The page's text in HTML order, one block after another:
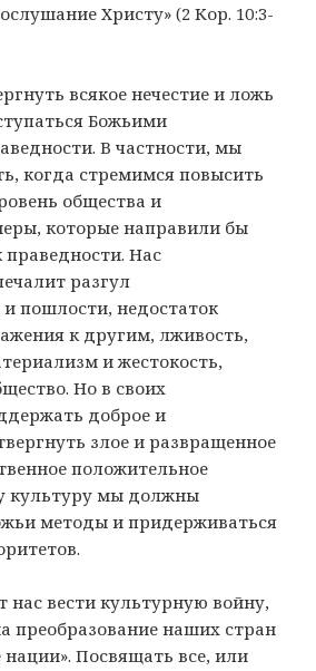
Христу» (2 Кор. 10:3-
всякое нечестие и ложь
Божьими
В частности, мы
когда стремимся повысить
общества и
которые направили бы
праведности. Нас
разгул
пошлости, недостаток
к другим, лживость,
и жестокость,
Но в своих
доброе и
злое и развращенное
положительное
культуру мы должны
методы и придерживаться
нас вести культурную войну,
преобразование наших стран
нации». Посвящать все, или